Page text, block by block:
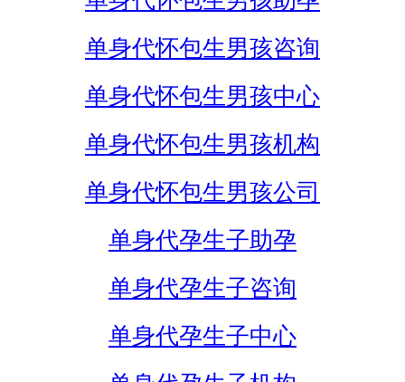
单身代怀包生男孩咨询
单身代怀包生男孩中心
单身代怀包生男孩机构
单身代怀包生男孩公司
单身代孕生子助孕
单身代孕生子咨询
单身代孕生子中心